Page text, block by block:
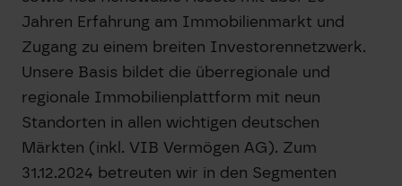
Jahren Erfahrung am Immobilienmarkt und
Zugang zu einem breiten Investorennetzwerk.
Unsere Basis bildet die überregionale und
regionale Immobilienplattform mit neun
Standorten in allen wichtigen deutschen
Märkten (inkl. VIB Vermögen AG). Zum
31.12.2024 betreuten wir in den Segmenten